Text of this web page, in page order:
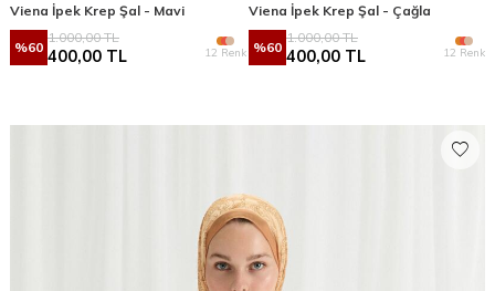
Viena İpek Krep Şal - Mavi
%60
1.000,00TL
400,00 TL 12 Renk
Viena İpek Krep Şal - Çağla
%60
1.000,00TL
400,00 TL 12 Renk